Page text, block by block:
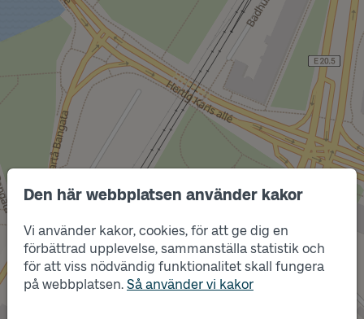
Den här webbplatsen använder kakor
Vi använder kakor, cookies, för att ge dig en
förbättrad upplevelse, sammanställa statistik och
för att viss nödvändig funktionalitet skall fungera
på webbplatsen. Så använder vi kakor
Läge
D
Läge